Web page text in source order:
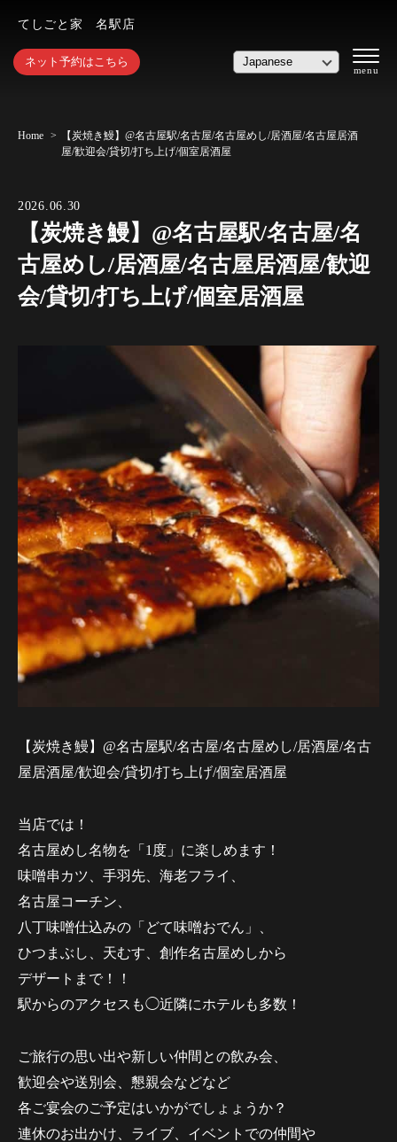
てしごと家 名駅店
ネット予約はこちら
Home
【炭焼き鰻】@名古屋駅/名古屋/名古屋めし/居酒屋/名古屋居酒
屋/歓迎会/貸切/打ち上げ/個室居酒屋
2026.06.30
【炭焼き鰻】@名古屋駅/名古屋/名
古屋めし/居酒屋/名古屋居酒屋/歓迎
会/貸切/打ち上げ/個室居酒屋
【炭焼き鰻】@名古屋駅/名古屋/名古屋めし/居酒屋/名古
屋居酒屋/歓迎会/貸切/打ち上げ/個室居酒屋
当店では！
名古屋めし名物を「1度」に楽しめます！
味噌串カツ、手羽先、海老フライ、
名古屋コーチン、
八丁味噌仕込みの「どて味噌おでん」、
ひつまぶし、天むす、創作名古屋めしから
デザートまで！！
駅からのアクセスも◯近隣にホテルも多数！
ご旅行の思い出や新しい仲間との飲み会、
歓迎会や送別会、懇親会などなど
各ご宴会のご予定はいかがでしょょうか？
連休のお出かけ、ライブ、イベントでの仲間や